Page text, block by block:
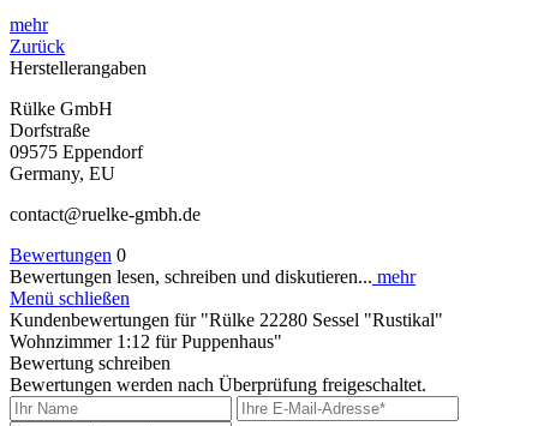
mehr
Zurück
Herstellerangaben
Rülke GmbH
Dorfstraße
09575 Eppendorf
Germany, EU
contact@ruelke-gmbh.de
Bewertungen 0
Bewertungen lesen, schreiben und diskutieren... mehr
Menü schließen
Kundenbewertungen für "Rülke 22280 Sessel "Rustikal"
Wohnzimmer 1:12 für Puppenhaus"
Bewertung schreiben
Bewertungen werden nach Überprüfung freigeschaltet.